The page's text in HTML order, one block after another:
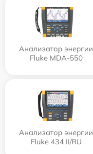
Анализатор энергии
Fluke MDA-550
Анализатор энергии
Fluke 434 II/RU